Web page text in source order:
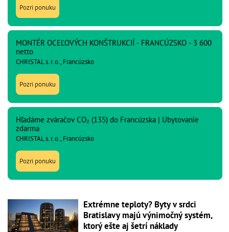
Pozri ponuku
MONTÉR OCEĽOVÝCH KONŠTRUKCIÍ - FRANCÚZSKO - 3 600
netto
CHRISTAL s. r. o., Francúzsko
Pozri ponuku
Hľadáme zváračov CO₂ (135) do Francúzska | Ubytovanie
zdarma
CHRISTAL s. r. o., Francúzsko
Pozri ponuku
Extrémne teploty? Byty v srdci
Bratislavy majú výnimočný systém,
ktorý ešte aj šetrí náklady